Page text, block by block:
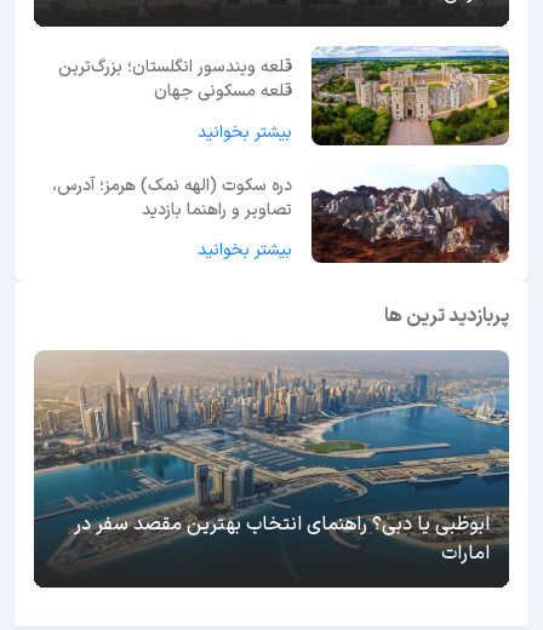
قلعه ویندسور انگلستان؛ بزرگ‌ترین
قلعه مسکونی جهان
بیشتر بخوانید
دره سکوت (الهه نمک) هرمز؛ آدرس،
تصاویر و راهنما بازدید
بیشتر بخوانید
پربازدید ترین ها
ابوظبی یا دبی؟ راهنمای انتخاب بهترین مقصد سفر در
امارات